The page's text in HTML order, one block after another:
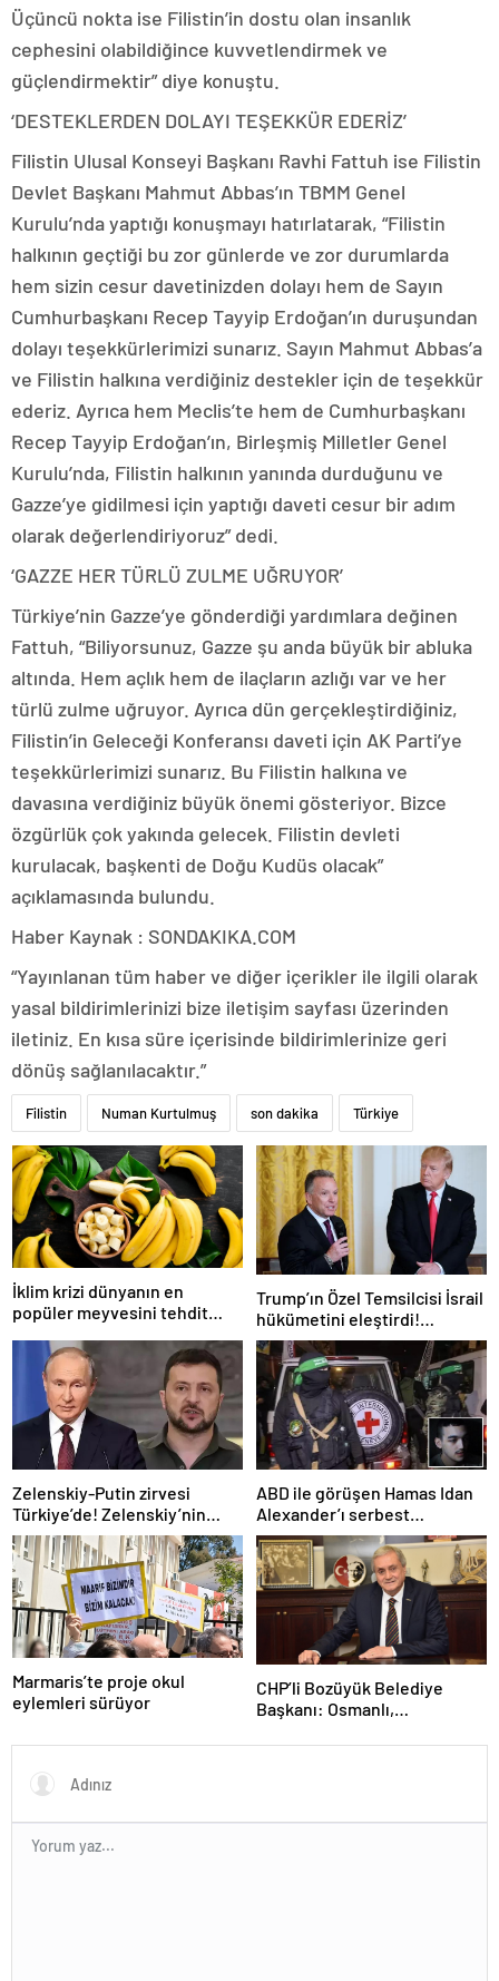
Üçüncü nokta ise Filistin’in dostu olan insanlık
cephesini olabildiğince kuvvetlendirmek ve
güçlendirmektir” diye konuştu.
‘DESTEKLERDEN DOLAYI TEŞEKKÜR EDERİZ’
Filistin Ulusal Konseyi Başkanı Ravhi Fattuh ise Filistin
Devlet Başkanı Mahmut Abbas’ın TBMM Genel
Kurulu’nda yaptığı konuşmayı hatırlatarak, “Filistin
halkının geçtiği bu zor günlerde ve zor durumlarda
hem sizin cesur davetinizden dolayı hem de Sayın
Cumhurbaşkanı Recep Tayyip Erdoğan’ın duruşundan
dolayı teşekkürlerimizi sunarız. Sayın Mahmut Abbas’a
ve Filistin halkına verdiğiniz destekler için de teşekkür
ederiz. Ayrıca hem Meclis’te hem de Cumhurbaşkanı
Recep Tayyip Erdoğan’ın, Birleşmiş Milletler Genel
Kurulu’nda, Filistin halkının yanında durduğunu ve
Gazze’ye gidilmesi için yaptığı daveti cesur bir adım
olarak değerlendiriyoruz” dedi.
‘GAZZE HER TÜRLÜ ZULME UĞRUYOR’
Türkiye’nin Gazze’ye gönderdiği yardımlara değinen
Fattuh, “Biliyorsunuz, Gazze şu anda büyük bir abluka
altında. Hem açlık hem de ilaçların azlığı var ve her
türlü zulme uğruyor. Ayrıca dün gerçekleştirdiğiniz,
Filistin’in Geleceği Konferansı daveti için AK Parti’ye
teşekkürlerimizi sunarız. Bu Filistin halkına ve
davasına verdiğiniz büyük önemi gösteriyor. Bizce
özgürlük çok yakında gelecek. Filistin devleti
kurulacak, başkenti de Doğu Kudüs olacak”
açıklamasında bulundu.
Haber Kaynak : SONDAKIKA.COM
“Yayınlanan tüm haber ve diğer içerikler ile ilgili olarak
yasal bildirimlerinizi bize iletişim sayfası üzerinden
iletiniz. En kısa süre içerisinde bildirimlerinize geri
dönüş sağlanılacaktır.”
Filistin Numan Kurtulmuş son dakika Türkiye
İklim krizi dünyanın en
popüler meyvesini tehdit
karşı karşıya
Trump’ın Özel Temsilcisi İsrail
hükümetini eleştirdi!
‘Gazze’deki savaşı uzatıyorlar’
Zelenskiy-Putin zirvesi
Türkiye’de! Zelenskiy’nin
çağrısı dünya basınında
ABD ile görüşen Hamas Idan
Alexander’ı serbest
bırakacak! Türkiye’ye
teşekkür…
Marmaris’te proje okul
eylemleri sürüyor
CHP’li Bozüyük Belediye
Başkanı: Osmanlı,
sattı